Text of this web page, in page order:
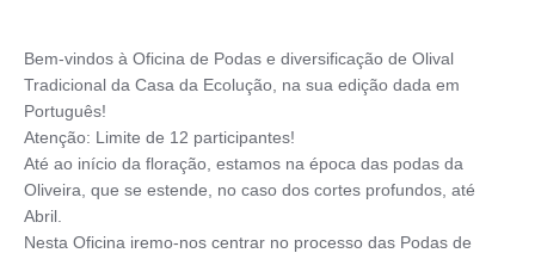
Bem-vindos à Oficina de Podas e diversificação de Olival
Tradicional da Casa da Ecolução, na sua edição dada em
Português!
Atenção: Limite de 12 participantes!
Até ao início da floração, estamos na época das podas da
Oliveira, que se estende, no caso dos cortes profundos, até
Abril.
Nesta Oficina iremo-nos centrar no processo das Podas de